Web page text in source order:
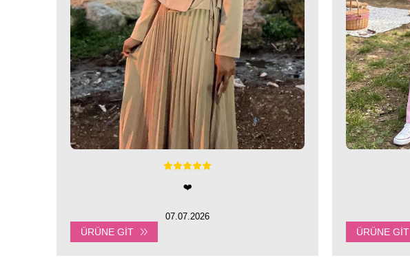
❤️
07.07.2026
ÜRÜNE GIT ÜRÜNE GIT